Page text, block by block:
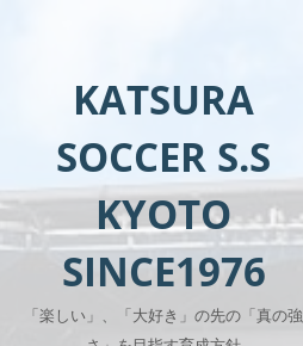
KATSURA
SOCCER S.S
KYOTO
SINCE1976
「楽しい」、「大好き」の先の「真の強